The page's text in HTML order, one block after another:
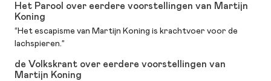
Het Parool over eerdere voorstellingen van Martijn
Koning
“Het escapisme van Martijn Koning is krachtvoer voor de
lachspieren.”
de Volkskrant over eerdere voorstellingen van
Martijn Koning